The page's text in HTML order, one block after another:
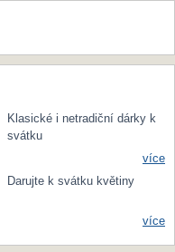
Klasické i netradiční dárky k
svátku
více
Darujte k svátku květiny
více